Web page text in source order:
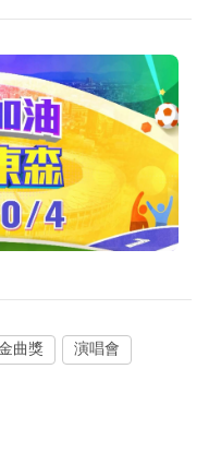
曲獎 演唱會